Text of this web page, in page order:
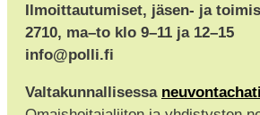
Ilmoittautumiset, jäsen- ja
2710, ma–to klo 9–11 ja 12–15
info@polli.fi
Valtakunnallisessa